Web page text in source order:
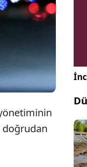
doğrudan